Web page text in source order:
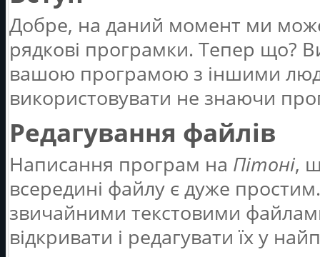
Добре, на даний момент ми
рядкові програмки. Тепер що?
вашою програмою з іншими
використовувати не знаючи
Редагування файлів
Написання програм на Пітоні,
всередині файлу є дуже
звичайними текстовими
відкривати і редагувати їх у